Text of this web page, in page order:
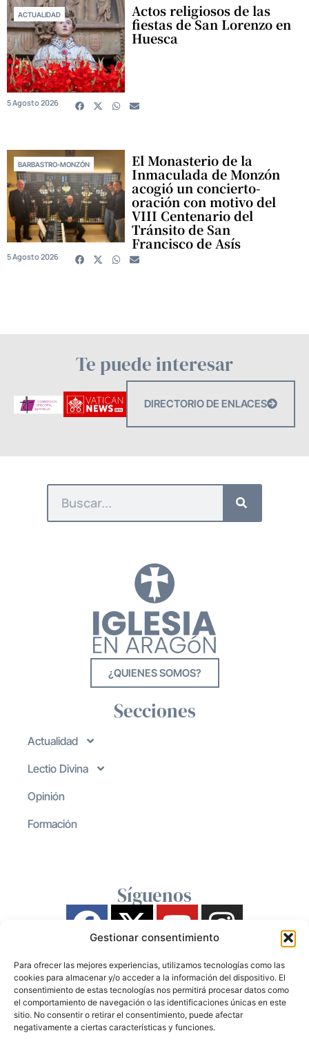
Gestionar consentimiento
Para ofrecer las mejores experiencias, utilizamos tecnologías como las
cookies para almacenar y/o acceder a la información del dispositivo. El
consentimiento de estas tecnologías nos permitirá procesar datos como
el comportamiento de navegación o las identificaciones únicas en este
sitio. No consentir o retirar el consentimiento, puede afectar
negativamente a ciertas características y funciones.
ACTUALIDAD Actos religiosos de las
fiestas de San Lorenzo en
Huesca
5 Agosto 2026
BARBASTRO-MONZÓN El Monasterio de la
Inmaculada de Monzón
acogió un concierto-
oración con motivo del
VIII Centenario del
Tránsito de San
Francisco de Asís
5 Agosto 2026
Te puede interesar
DIRECTORIO DE ENLACES
¿QUIENES SOMOS?
Secciones
Actualidad
Lectio Divina
Opinión
Formación
Síguenos